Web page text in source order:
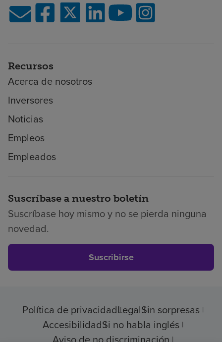
Recursos
Acerca de nosotros
Inversores
Noticias
Empleos
Empleados
Suscríbase a nuestro boletín
Suscríbase hoy mismo y no se pierda ninguna
novedad.
Suscribirse
Política de privacidadLegalSin sorpresas
AccesibilidadSi no habla inglés